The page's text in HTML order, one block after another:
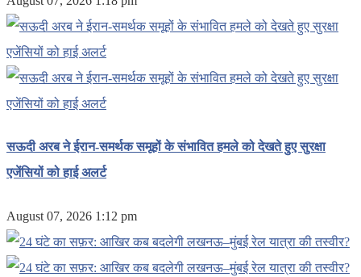
सऊदी अरब ने ईरान-समर्थक समूहों के संभावित हमले को देखते हुए सुरक्षा
एजेंसियों को हाई अलर्ट
August 07, 2026 1:12 pm